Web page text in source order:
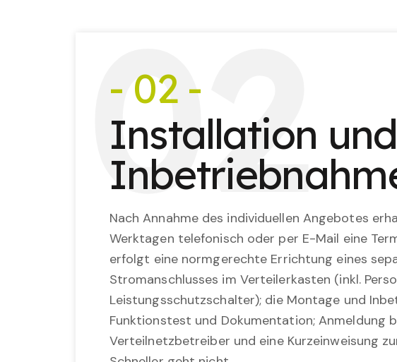
02
- 02 -
Installation und
Nach Annahme des individuellen Angebotes
Werktagen telefonisch oder per E-Mail eine
erfolgt eine normgerechte Errichtung eines
Stromanschlusses im Verteilerkasten (inkl.
Leistungsschutzschalter); die Montage und
Funktionstest und Dokumentation; Anmeldung
Verteilnetzbetreiber und eine Kurzeinweisung